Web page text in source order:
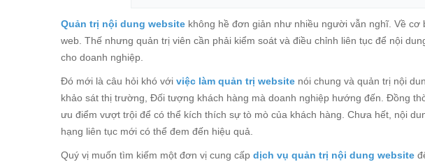
Quản trị nội dung website không hề đơn giản như nhiều người vẫn nghĩ. Về
web. Thế nhưng quản trị viên cần phải kiểm soát và điều chỉnh liên tục để nội
cho doanh nghiệp.
Đó mới là câu hỏi khó với việc làm quản trị website nói chung và quản trị nội
khảo sát thị trường, Đối tượng khách hàng mà doanh nghiệp hướng đến. Đồng
ưu điểm vượt trội để có thể kích thích sự tò mò của khách hàng. Chưa hết, nội
hạng liên tục mới có thể đem đến hiệu quả.
Quý vị muốn tìm kiếm một đơn vị cung cấp dịch vụ quản trị nội dung website